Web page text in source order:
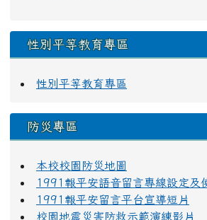
性別平等教育專區
性別平等教育專區
防災專區
本校校園防災地圖
1991報平安語音留言專線設定及
1991報平安留言平台宣導短片
校園地震災害防救示範演練影片